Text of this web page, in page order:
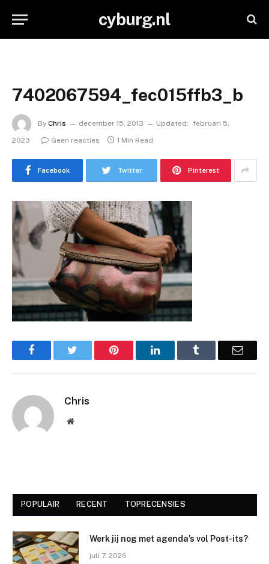
cyburg.nl
7402067594_fec015ffb3_b
By Chris december 15, 2013 Updated: februari 5,
2023
Geen reacties 1 Min Read
Facebook Twitter Pinterest
Facebook Pinterest LinkedIn Email
Chris
Website
POPULAIR RECENT TOPRECENSIES
Werk jij nog met agenda’s vol Post-its?
juli 7, 2026